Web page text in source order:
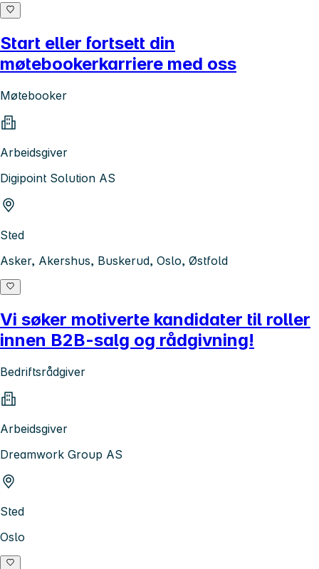
Start eller fortsett din
møtebookerkarriere med oss
Møtebooker
Arbeidsgiver
Digipoint Solution AS
Sted
Asker, Akershus, Buskerud, Oslo, Østfold
Vi søker motiverte kandidater til roller
innen B2B-salg og rådgivning!
Bedriftsrådgiver
Arbeidsgiver
Dreamwork Group AS
Sted
Oslo